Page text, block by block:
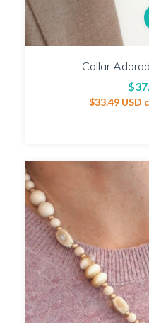
Collar
$33.49 USD